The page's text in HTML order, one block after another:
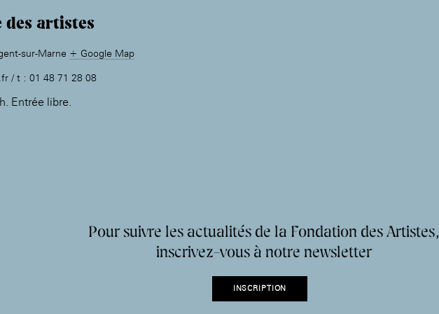
des artistes
sur-Marne + Google Map
/ t : 01 48 71 28 08
Entrée libre.
Pour suivre les actualités de la Fondation des Artistes,
inscrivez-vous à notre newsletter
INSCRIPTION